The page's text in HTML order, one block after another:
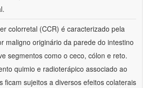
colorretal (CCR) é caracterizado pela
maligno originário da parede do intestino
segmentos como o ceco, cólon e reto.
quimio e radioterápico associado ao
ficam sujeitos a diversos efeitos colaterais